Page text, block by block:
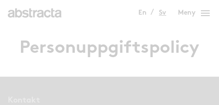
En Sv Meny menu
Personuppgiftspolicy